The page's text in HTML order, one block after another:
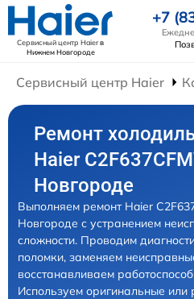
Сервисный центр Haierв
Нижнем Новгороде
+7
Сервисный центр Haier
Ремонт
Haier
Новгороде
Выполняем ремонт Haier
Новгороде с устранением
сложности. Проводим
поломки, заменяем
восстанавливаем
Используем оригинальные